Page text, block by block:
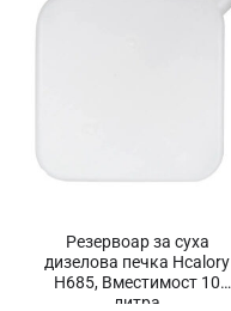
Резервоар за суха
дизелова печка Hcalory
H685, Вместимост 10
литра